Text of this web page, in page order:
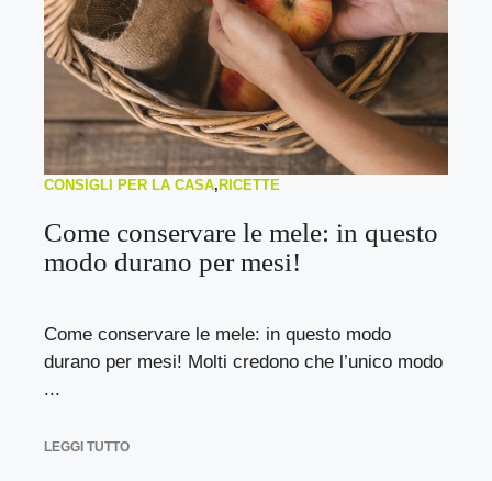
CONSIGLI PER LA CASA, RICETTE
Come conservare le mele: in questo
modo durano per mesi!
Come conservare le mele: in questo modo
durano per mesi! Molti credono che l’unico modo
...
LEGGI TUTTO